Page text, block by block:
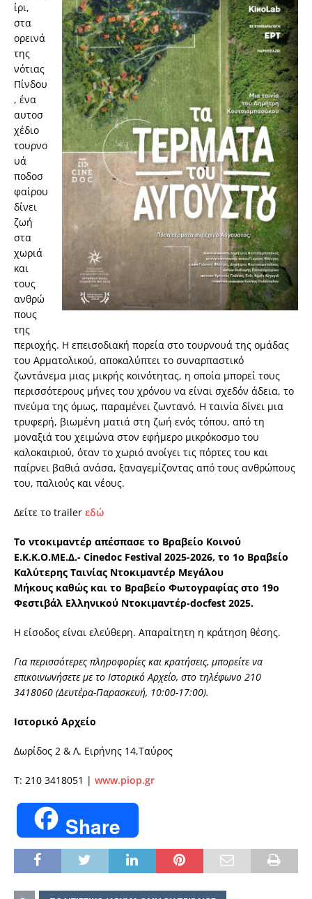
ίρι,
στα
ορεινά
της
νότιας
Πίνδου
, ένα
αυτοσ
χέδιο
τουρνο
υά
ποδοσ
φαίρου
δίνει
ζωή
στα
χωριά
και
τους
ανθρώ
πους
της
περιοχής. Η επεισοδιακή πορεία στο τουρνουά της ομάδας
του Αρματολικού, αποκαλύπτει το συναρπαστικό
ζωντάνεμα μιας μικρής κοινότητας, η οποία μπορεί τους
περισσότερους μήνες του χρόνου να είναι σχεδόν άδεια, το
πνεύμα της όμως, παραμένει ζωντανό. Η ταινία δίνει μια
τρυφερή, βιωμένη ματιά στη ζωή ενός τόπου, από τη
μοναξιά του χειμώνα στον εφήμερο μικρόκοσμο του
καλοκαιριού, όταν το χωριό ανοίγει τις πόρτες του και
παίρνει βαθιά ανάσα, ξαναγεμίζοντας από τους ανθρώπους
του, παλιούς και νέους.
Δείτε το trailer εδώ
Το ντοκιμαντέρ απέσπασε το Βραβείο Κοινού
Ε.Κ.Κ.Ο.ΜΕ.Δ.- Cinedoc Festival 2025-2026, το 1ο Βραβείο
Καλύτερης Ταινίας Ντοκιμαντέρ Μεγάλου
Μήκους καθώς και το Βραβείο Φωτογραφίας στο 19ο
Φεστιβάλ Ελληνικού Ντοκιμαντέρ-docfest 2025.
Η είσοδος είναι ελεύθερη. Απαραίτητη η κράτηση θέσης.
Για περισσότερες πληροφορίες και κρατήσεις, μπορείτε να
επικοινωνήσετε με το Ιστορικό Αρχείο, στο τηλέφωνο 210
3418060 (Δευτέρα-Παρασκευή, 10:00-17:00).
Ιστορικό Αρχείο
Δωρίδος 2 & Λ. Ειρήνης 14,Ταύρος
Τ: 210 3418051 | www.piop.gr
Share